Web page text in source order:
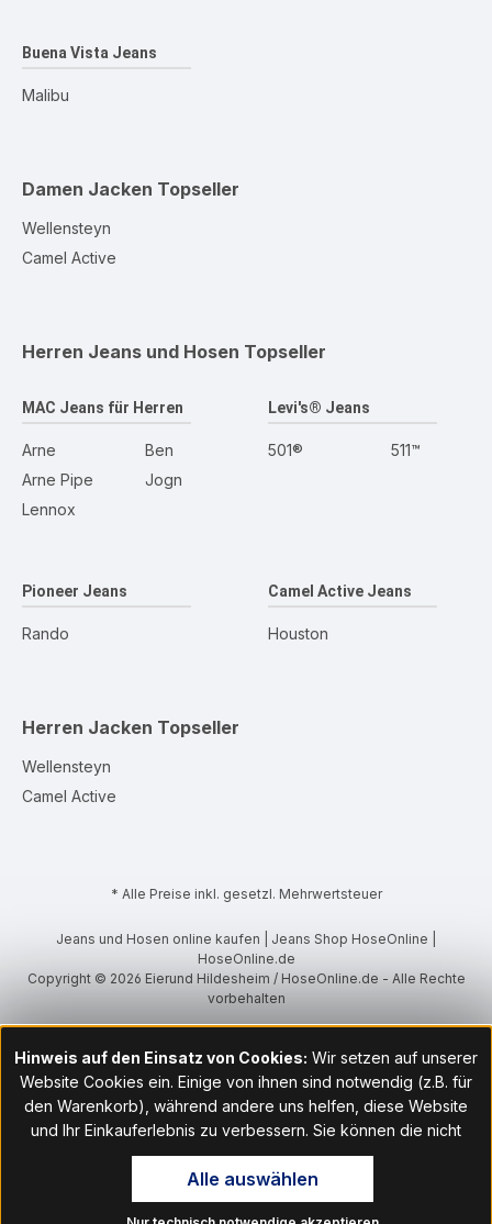
Buena Vista Jeans
Malibu
Damen Jacken Topseller
Wellensteyn
Camel Active
Herren Jeans und Hosen Topseller
MAC Jeans für Herren
Arne
Arne Pipe
Lennox
Ben
Jogn
Levi's® Jeans
501® 511™
Pioneer Jeans
Rando
Camel Active Jeans
Houston
Herren Jacken Topseller
Wellensteyn
Camel Active
* Alle Preise inkl. gesetzl. Mehrwertsteuer
Jeans und Hosen online kaufen | Jeans Shop HoseOnline |
HoseOnline.de
Copyright © 2026 Eierund Hildesheim / HoseOnline.de - Alle Rechte
vorbehalten
Hinweis auf den Einsatz von Cookies: Wir setzen auf unserer
Website Cookies ein. Einige von ihnen sind notwendig (z.B. für
den Warenkorb), während andere uns helfen, diese Website
und Ihr Einkauferlebnis zu verbessern. Sie können die nicht
notwendigen Cookies mit Klick auf „OK“ akzeptieren oder per
Klick auf "Nur technisch notwendige akzeptieren" ablehnen. Den
Zugang zu den Cookie-Einstellungen finden Sie im Fußbereich
Alle auswählen